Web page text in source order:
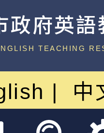
政府英
TEACHING
中